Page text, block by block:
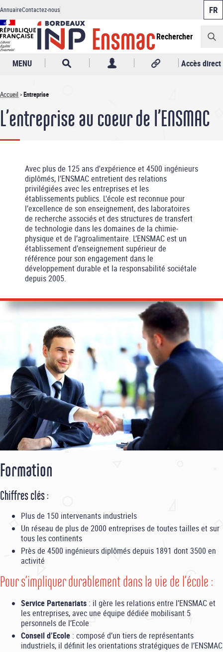
Aller
au
contenu
principal
Header
AnnuaireContactez-nous
Rechercher
MENU Accès direct
Fil
d'Ariane
Accueil Entreprise
L’entreprise au coeur de l’ENSMAC
Avec plus de 125 ans d'expérience et 4500 ingénieurs
diplômés, l’ENSMAC entretient des relations
privilégiées avec les entreprises et les
établissements publics. L'école est reconnue pour
l’excellence de son enseignement, des laboratoires
de recherche associés et des structures de transfert
de technologie dans les domaines de la chimie-
physique et de l’agroalimentaire. L’ENSMAC est un
établissement d’enseignement supérieur de
référence pour son engagement dans le
développement durable et la responsabilité sociétale
depuis 2005.
Formation
Chiffres clés :
Plus de 150 intervenants industriels
Un réseau de plus de 2000 entreprises de toutes tailles et sur
tous les continents
Près de 4500 ingénieurs diplômés depuis 1891 dont 3500 en
activité
Pour s’impliquer durablement dans la vie de l’école :
Service Partenariats : il gère les relations entre l’ENSMAC et
les entreprises, avec une équipe dédiée mobilisant 5
personnels de l’Ecole
Conseil d’Ecole : composé d’un tiers de représentants
industriels, il définit les orientations stratégiques de l’ENSMAC
Panneau de gestion des cookies